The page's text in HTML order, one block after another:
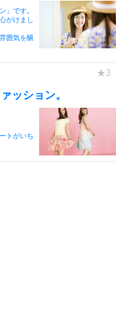
」です。
がけまし
囲気を醸
ッション。
トがいち